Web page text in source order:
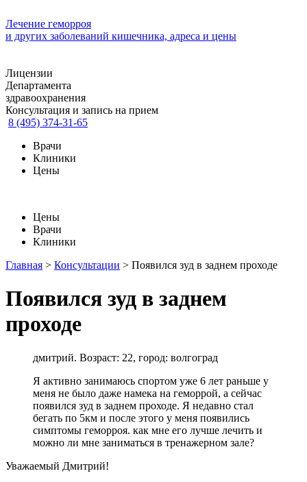
Лечение геморроя
и других заболеваний кишечника, адреса и цены
Лицензии
Департамента
здравоохранения
Консультация и запись на прием
8 (495) 374-31-65
Врачи
Клиники
Цены
Цены
Врачи
Клиники
Главная > Консультации > Появился зуд в заднем проходе
Появился зуд в заднем
проходе
дмитрий. Возраст: 22, город: волгоград
Я активно занимаюсь спортом уже 6 лет раньше у
меня не было даже намека на геморрой, а сейчас
появился зуд в заднем проходе. Я недавно стал
бегать по 5км и после этого у меня появились
симптомы геморроя. как мне его лучше лечить и
можно ли мне заниматься в тренажерном зале?
Уважаемый Дмитрий!